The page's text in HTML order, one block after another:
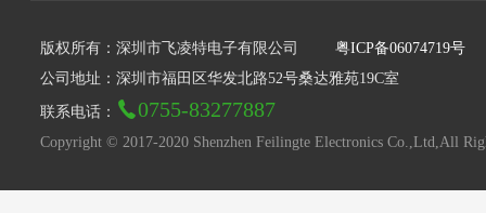
版权所有：深圳市飞凌特电子有限公司
粤ICP备06074719号
公司地址：深圳市福田区华发北路52号桑达雅苑19C室
联系电话： 0755-83277887
Copyright © 2017-2020 Shenzhen Feilingte Electronics Co.,Ltd,All